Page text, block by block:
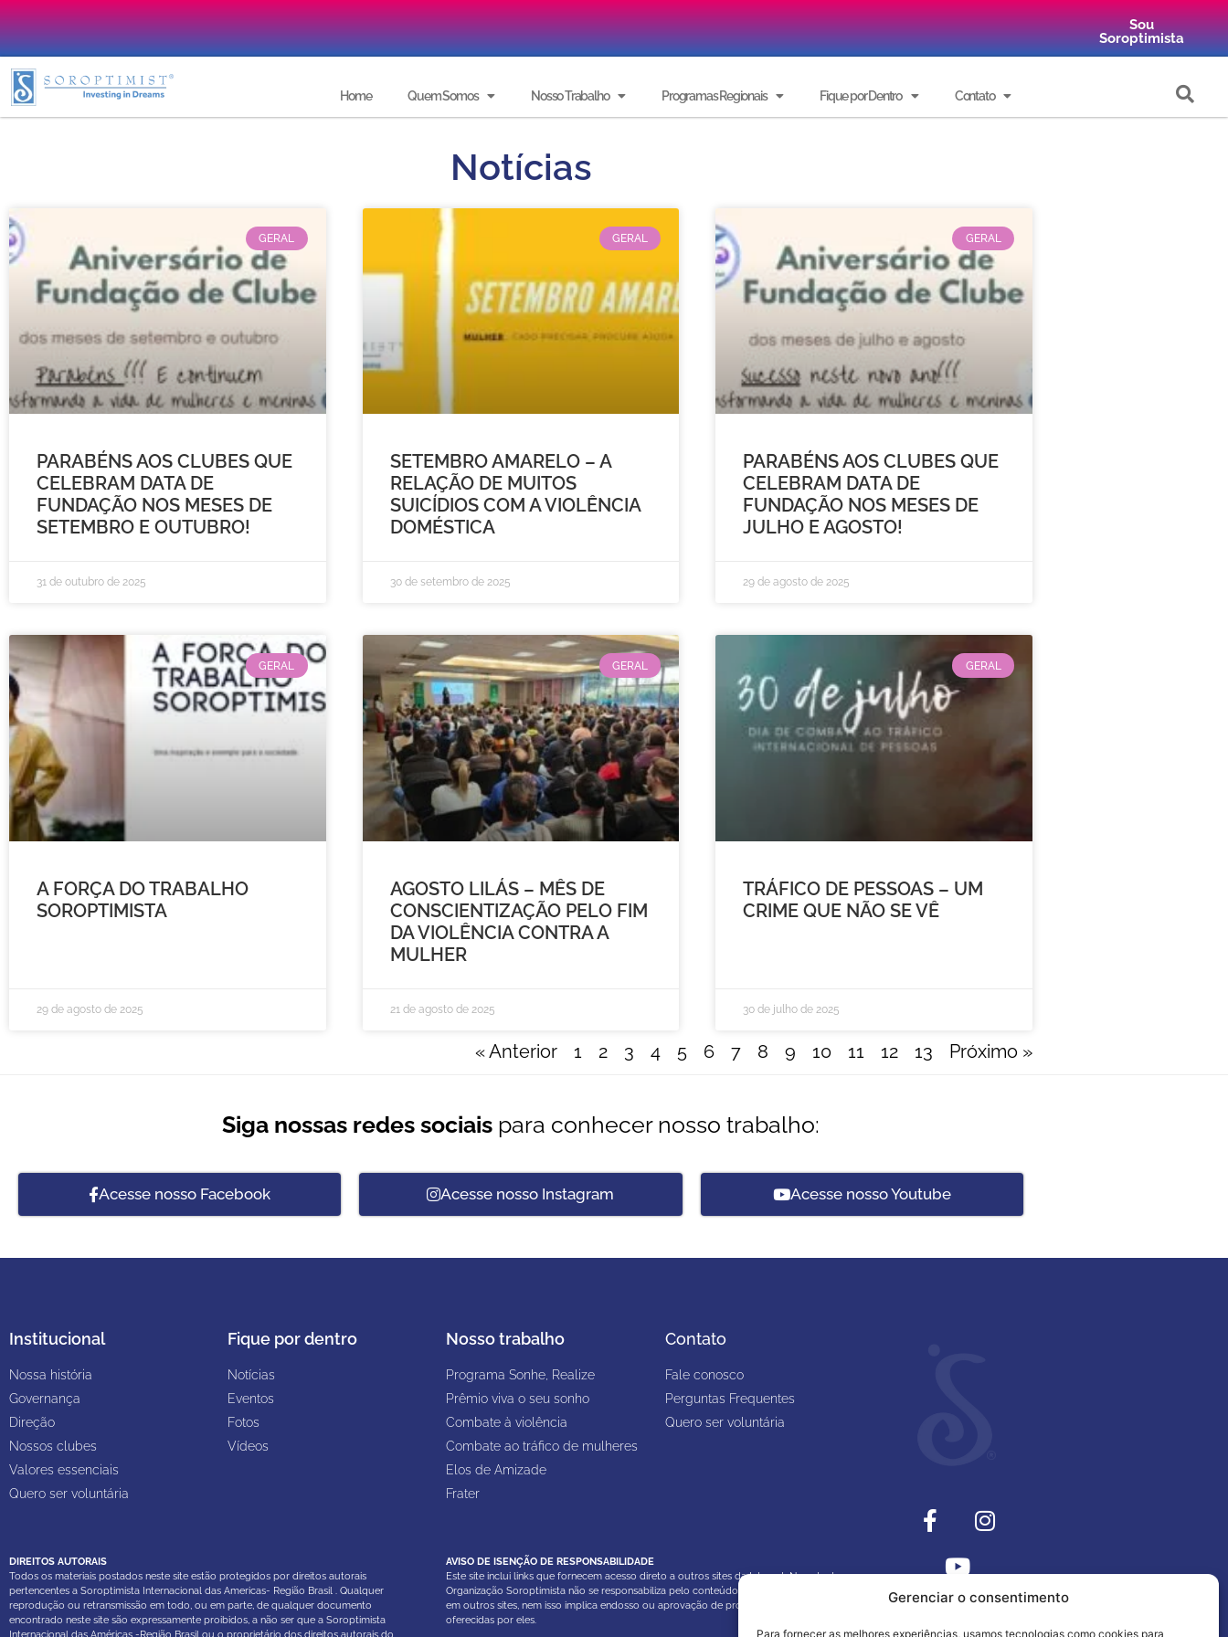
Gerenciar o consentimento
Para fornecer as melhores experiências, usamos tecnologias como cookies para
Sou
Soroptimista
Home Quem Somos Nosso Trabalho Programas Regionais Fique por Dentro Contato
Notícias
GERAL
PARABÉNS AOS CLUBES QUE
CELEBRAM DATA DE
FUNDAÇÃO NOS MESES DE
SETEMBRO E OUTUBRO!
31 de outubro de 2025
GERAL
SETEMBRO AMARELO – A
RELAÇÃO DE MUITOS
SUICÍDIOS COM A VIOLÊNCIA
DOMÉSTICA
30 de setembro de 2025
GERAL
PARABÉNS AOS CLUBES QUE
CELEBRAM DATA DE
FUNDAÇÃO NOS MESES DE
JULHO E AGOSTO!
29 de agosto de 2025
GERAL
A FORÇA DO TRABALHO
SOROPTIMISTA
29 de agosto de 2025
GERAL
AGOSTO LILÁS – MÊS DE
CONSCIENTIZAÇÃO PELO FIM
DA VIOLÊNCIA CONTRA A
MULHER
21 de agosto de 2025
GERAL
TRÁFICO DE PESSOAS – UM
CRIME QUE NÃO SE VÊ
30 de julho de 2025
« Anterior 1 2 3 4 5 6 7 8 9 10 11 12 13 Próximo »
Siga nossas redes sociais para conhecer nosso trabalho:
Acesse nosso Facebook Acesse nosso Instagram Acesse nosso Youtube
Institucional
Nossa história
Governança
Direção
Nossos clubes
Valores essenciais
Quero ser voluntária
Fique por dentro
Notícias
Eventos
Fotos
Vídeos
Nosso trabalho
Programa Sonhe, Realize
Prêmio viva o seu sonho
Combate à violência
Combate ao tráfico de mulheres
Elos de Amizade
Frater
Contato
Fale conosco
Perguntas Frequentes
Quero ser voluntária
DIREITOS AUTORAIS
Todos os materiais postados neste site estão protegidos por direitos autorais
pertencentes a Soroptimista Internacional das Americas- Região Brasil . Qualquer
reprodução ou retransmissão em todo, ou em parte, de qualquer documento
encontrado neste site são expressamente proibidos, a não ser que a Soroptimista
AVISO DE ISENÇÃO DE RESPONSABILIDADE
Este site inclui links que fornecem acesso direto a outros sites da Internet. No entanto, a
Organização Soroptimista não se responsabiliza pelo conteúdo ou informações contidas
em outros sites, nem isso implica endosso ou aprovação de produtos ou informações
oferecidas por eles.